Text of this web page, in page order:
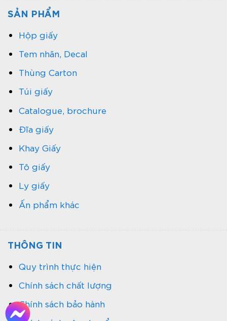
SẢN PHẨM
Hộp giấy
Tem nhãn, Decal
Thùng Carton
Túi giấy
Catalogue, brochure
Đĩa giấy
Khay Giấy
Tô giấy
Ly giấy
Ấn phẩm khác
THÔNG TIN
Quy trình thực hiện
Chính sách chất lượng
Chính sách bảo hành